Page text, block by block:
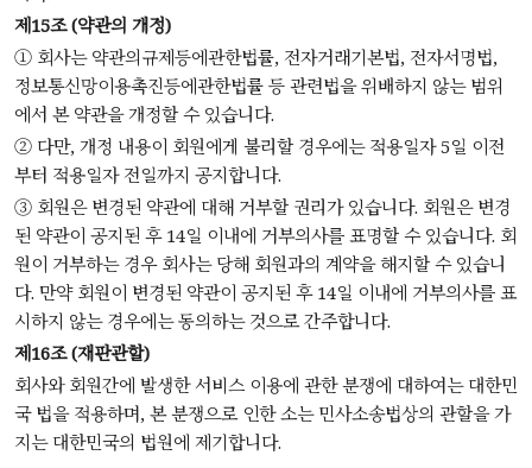
제15조 (약관의 개정)
① 회사는 약관의규제등에관한법률, 전자거래기본법, 전자서명법,
정보통신망이용촉진등에관한법률 등 관련법을 위배하지 않는 범위
에서 본 약관을 개정할 수 있습니다.
② 다만, 개정 내용이 회원에게 불리할 경우에는 적용일자 5일 이전
부터 적용일자 전일까지 공지합니다.
③ 회원은 변경된 약관에 대해 거부할 권리가 있습니다. 회원은 변경
된 약관이 공지된 후 14일 이내에 거부의사를 표명할 수 있습니다. 회
원이 거부하는 경우 회사는 당해 회원과의 계약을 해지할 수 있습니
다. 만약 회원이 변경된 약관이 공지된 후 14일 이내에 거부의사를 표
시하지 않는 경우에는 동의하는 것으로 간주합니다.
제16조 (재판관할)
회사와 회원간에 발생한 서비스 이용에 관한 분쟁에 대하여는 대한민
국 법을 적용하며, 본 분쟁으로 인한 소는 민사소송법상의 관할을 가
지는 대한민국의 법원에 제기합니다.